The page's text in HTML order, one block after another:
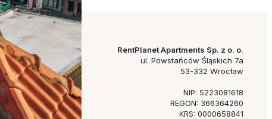
RentPlanet Apartments Sp. z o. o.
ul. Powstańców Śląskich 7a
53-332 Wrocław
NIP: 5223081618
REGON: 366364260
KRS: 0000658841